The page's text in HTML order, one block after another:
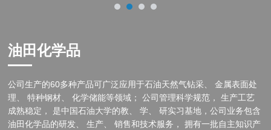
油田化学品
公司生产的60多种产品可广泛应用于石油天然气钻采、 金属表面处
理、 特种钢材、 化学储能等领域； 公司管理科学规范， 生产工艺
成熟稳定， 是中国石油大学的教、 学、 研实习基地，公司业务包含
油田化学品的研发、 生产、 销售和技术服务， 拥有一批自主知识产